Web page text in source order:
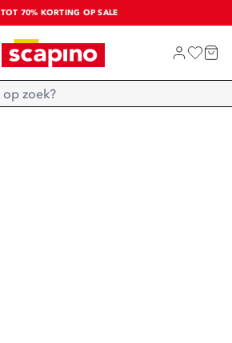
TOT 70% KORTING OP SALE
SALE: LAATSTE KANS!
SHOP NIEUW
Home